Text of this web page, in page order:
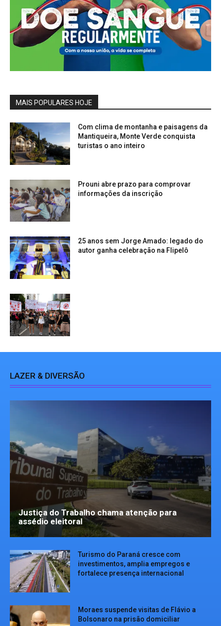
MAIS POPULARES HOJE
Com clima de montanha e paisagens da
Mantiqueira, Monte Verde conquista
turistas o ano inteiro
Prouni abre prazo para comprovar
informações da inscrição
25 anos sem Jorge Amado: legado do
autor ganha celebração na Flipelô
LAZER & DIVERSÃO
Justiça do Trabalho chama atenção para
assédio eleitoral
Turismo do Paraná cresce com
investimentos, amplia empregos e
fortalece presença internacional
Moraes suspende visitas de Flávio a
Bolsonaro na prisão domiciliar